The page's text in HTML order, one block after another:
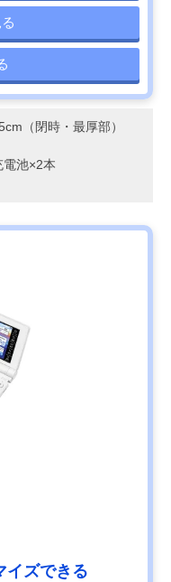
（閉時・最厚部）
電池×2本
イズできる